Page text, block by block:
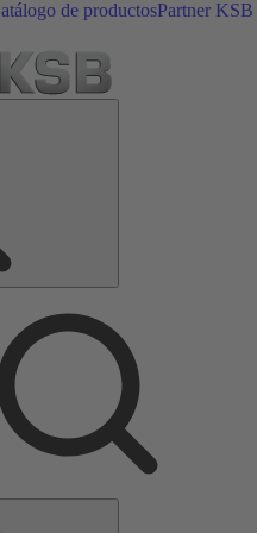
de productosPartner KSB